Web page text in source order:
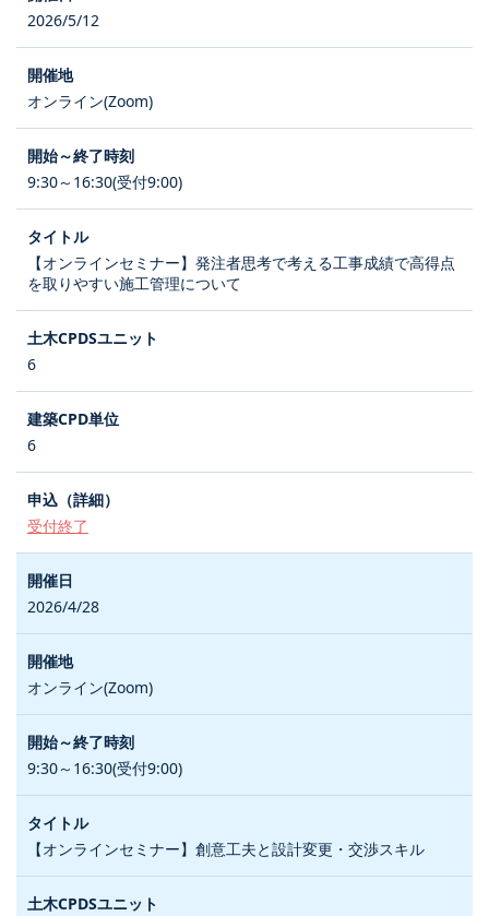
2026/5/12
オンライン(Zoom)
9:30～16:30(受付9:00)
【オンラインセミナー】発注者思考で考える工事成績で高得点
を取りやすい施工管理について
6
6
受付終了
2026/4/28
オンライン(Zoom)
9:30～16:30(受付9:00)
【オンラインセミナー】創意工夫と設計変更・交渉スキル